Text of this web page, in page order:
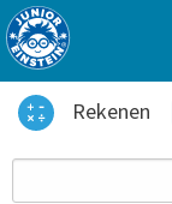
Rekenen